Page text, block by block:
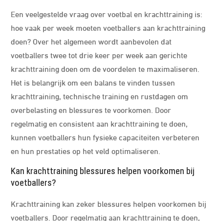
Een veelgestelde vraag over voetbal en krachttraining is:
hoe vaak per week moeten voetballers aan krachttraining
doen? Over het algemeen wordt aanbevolen dat
voetballers twee tot drie keer per week aan gerichte
krachttraining doen om de voordelen te maximaliseren.
Het is belangrijk om een balans te vinden tussen
krachttraining, technische training en rustdagen om
overbelasting en blessures te voorkomen. Door
regelmatig en consistent aan krachttraining te doen,
kunnen voetballers hun fysieke capaciteiten verbeteren
en hun prestaties op het veld optimaliseren.
Kan krachttraining blessures helpen voorkomen bij
voetballers?
Krachttraining kan zeker blessures helpen voorkomen bij
voetballers. Door regelmatig aan krachttraining te doen,